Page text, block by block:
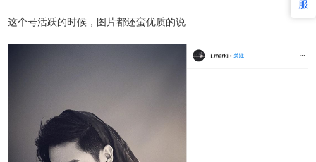
这个号活跃的时候，图片都还蛮优质的说
服